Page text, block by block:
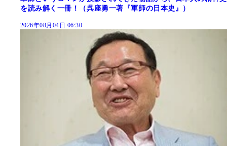
を読み解く一冊！（呉座勇一著『軍師の日本史』）
2026年08月04日 06:30